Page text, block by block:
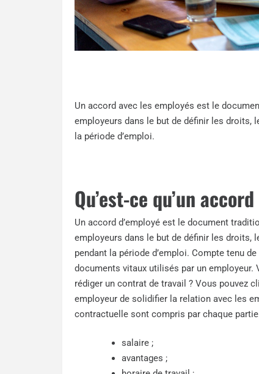
Un accord avec les employés est le
employeurs dans le but de définir les droits,
la période d’emploi.
Qu’est-ce qu’un
Un accord d’employé est le document
employeurs dans le but de définir les droits,
pendant la période d’emploi. Compte tenu
documents vitaux utilisés par un employeur.
rédiger un contrat de travail ? Vous pouvez
employeur de solidifier la relation avec les
contractuelle sont compris par chaque
salaire ;
avantages ;